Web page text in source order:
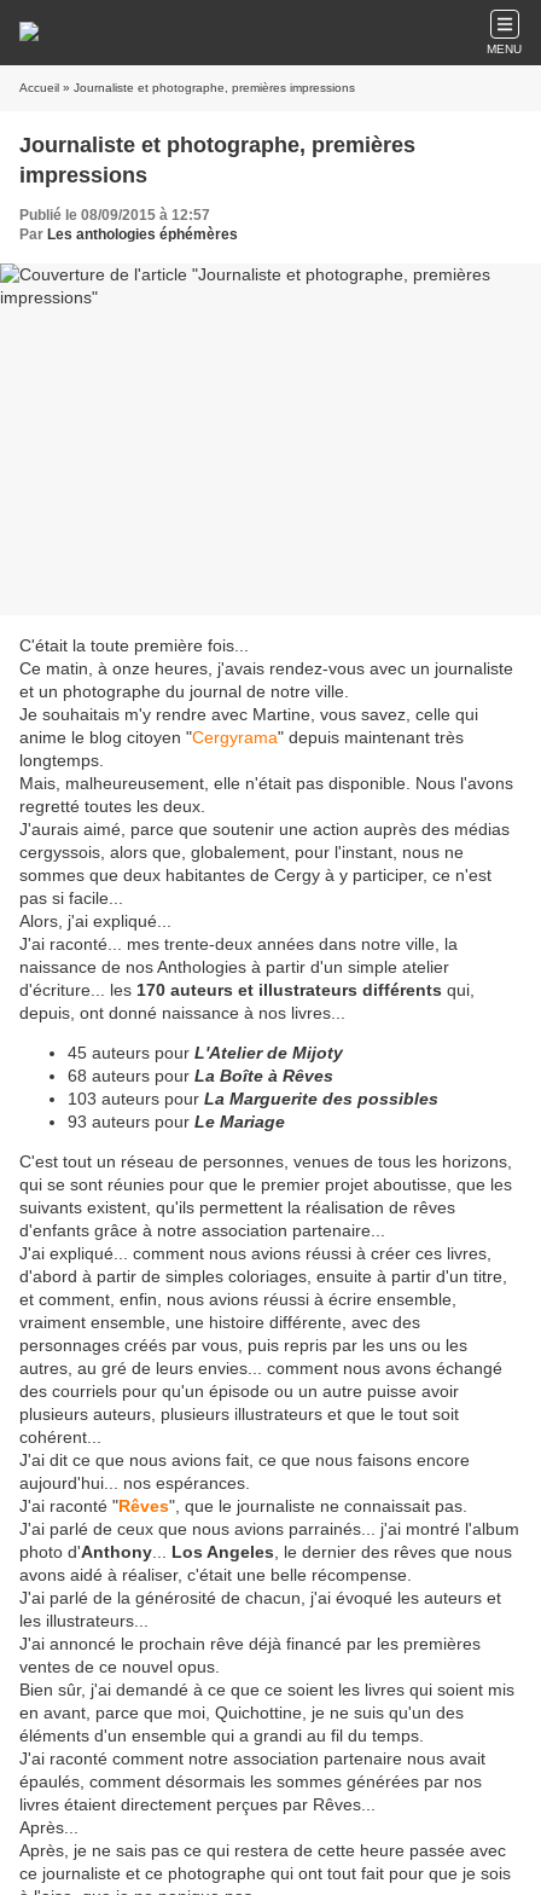
MENU
Accueil » Journaliste et photographe, premières impressions
Journaliste et photographe, premières
impressions
Publié le 08/09/2015 à 12:57
Par Les anthologies éphémères
C'était la toute première fois...
Ce matin, à onze heures, j'avais rendez-vous avec un journaliste
et un photographe du journal de notre ville.
Je souhaitais m'y rendre avec Martine, vous savez, celle qui
anime le blog citoyen "Cergyrama" depuis maintenant très
longtemps.
Mais, malheureusement, elle n'était pas disponible. Nous l'avons
regretté toutes les deux.
J'aurais aimé, parce que soutenir une action auprès des médias
cergyssois, alors que, globalement, pour l'instant, nous ne
sommes que deux habitantes de Cergy à y participer, ce n'est
pas si facile...
Alors, j'ai expliqué...
J'ai raconté... mes trente-deux années dans notre ville, la
naissance de nos Anthologies à partir d'un simple atelier
d'écriture... les 170 auteurs et illustrateurs différents qui,
depuis, ont donné naissance à nos livres...
45 auteurs pour L'Atelier de Mijoty
68 auteurs pour La Boîte à Rêves
103 auteurs pour La Marguerite des possibles
93 auteurs pour Le Mariage
C'est tout un réseau de personnes, venues de tous les horizons,
qui se sont réunies pour que le premier projet aboutisse, que les
suivants existent, qu'ils permettent la réalisation de rêves
d'enfants grâce à notre association partenaire...
J'ai expliqué... comment nous avions réussi à créer ces livres,
d'abord à partir de simples coloriages, ensuite à partir d'un titre,
et comment, enfin, nous avions réussi à écrire ensemble,
vraiment ensemble, une histoire différente, avec des
personnages créés par vous, puis repris par les uns ou les
autres, au gré de leurs envies... comment nous avons échangé
des courriels pour qu'un épisode ou un autre puisse avoir
plusieurs auteurs, plusieurs illustrateurs et que le tout soit
cohérent...
J'ai dit ce que nous avions fait, ce que nous faisons encore
aujourd'hui... nos espérances.
J'ai raconté "Rêves", que le journaliste ne connaissait pas.
J'ai parlé de ceux que nous avions parrainés... j'ai montré l'album
photo d'Anthony Los Angeles , le dernier des rêves que nous
avons aidé à réaliser, c'était une belle récompense.
J'ai parlé de la générosité de chacun, j'ai évoqué les auteurs et
les illustrateurs...
J'ai annoncé le prochain rêve déjà financé par les premières
ventes de ce nouvel opus.
Bien sûr, j'ai demandé à ce que ce soient les livres qui soient mis
en avant, parce que moi, Quichottine, je ne suis qu'un des
éléments d'un ensemble qui a grandi au fil du temps.
J'ai raconté comment notre association partenaire nous avait
épaulés, comment désormais les sommes générées par nos
livres étaient directement perçues par Rêves...
Après...
Après, je ne sais pas ce qui restera de cette heure passée avec
ce journaliste et ce photographe qui ont tout fait pour que je sois